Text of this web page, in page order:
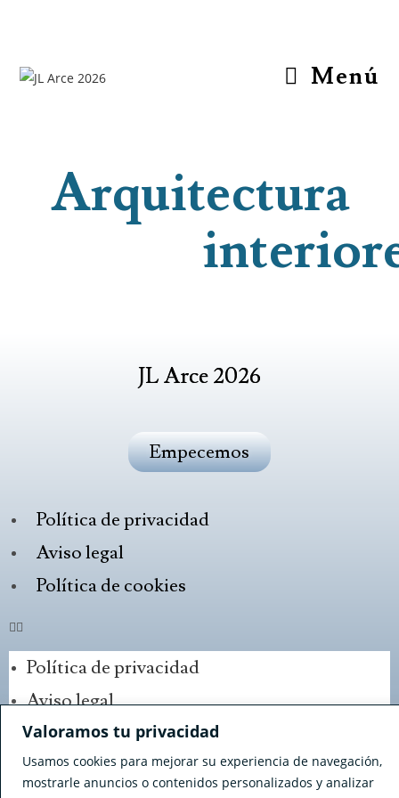
Valoramos tu privacidad
Usamos cookies para mejorar su experiencia de navegación,
mostrarle anuncios o contenidos personalizados y analizar
Menú
Arquitectura
JL Arce 2026
Empecemos
Política de privacidad
Aviso legal
Política de cookies
Política de privacidad
Aviso legal
Política de cookies